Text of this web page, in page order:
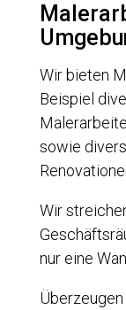
Wir bieten
Beispiel
sowie
Wir
nur eine